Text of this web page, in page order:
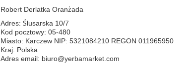
Robert Derlatka Oranżada
Adres: Ślusarska 10/7
Kod pocztowy: 05-480
Miasto: Karczew NIP: 5321084210 REGON 011965950
Kraj: Polska
Adres email: biuro@yerbamarket.com